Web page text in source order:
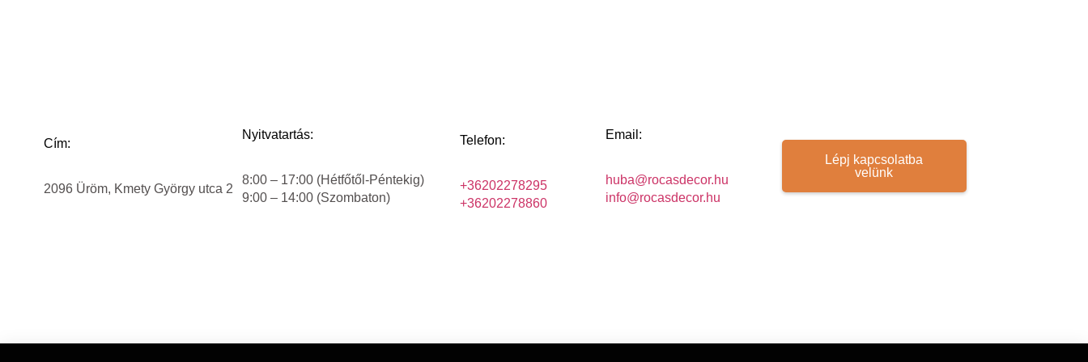
Cím:
2096 Üröm, Kmety György utca 2
Nyitvatartás:
8:00 – 17:00 (Hétfőtől-Péntekig)
9:00 – 14:00 (Szombaton)
Telefon:
+36202278295
+36202278860
Email:
huba@rocasdecor.hu
info@rocasdecor.hu
Lépj kapcsolatba
velünk